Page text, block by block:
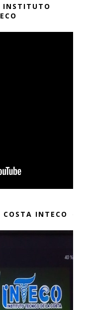
INSTITUTO
INTECO